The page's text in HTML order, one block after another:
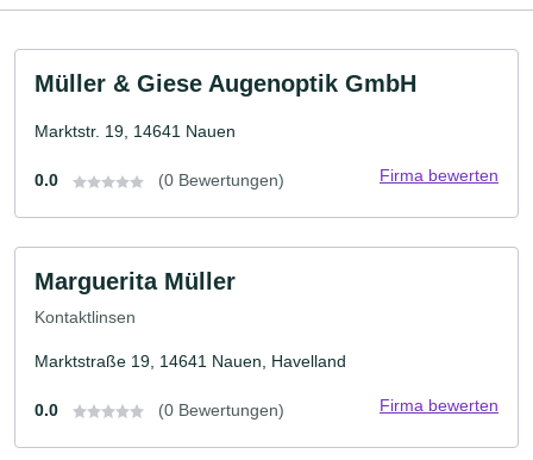
Müller & Giese Augenoptik GmbH
Marktstr. 19, 14641 Nauen
0.0 (0 Bewertungen) Firma bewerten
Marguerita Müller
Kontaktlinsen
Marktstraße 19, 14641 Nauen, Havelland
0.0 (0 Bewertungen) Firma bewerten